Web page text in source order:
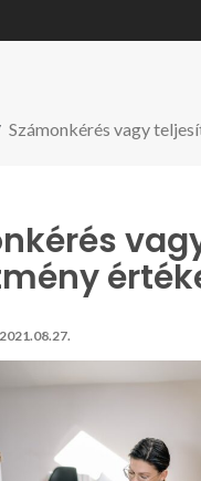
Számonkérés vagy
2021.08.27.